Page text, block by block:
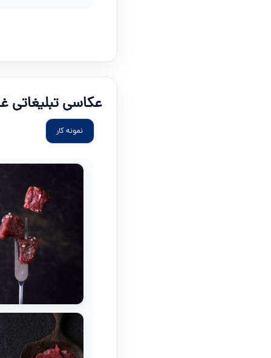
عکاسی تبلیغاتی
نمونه کار